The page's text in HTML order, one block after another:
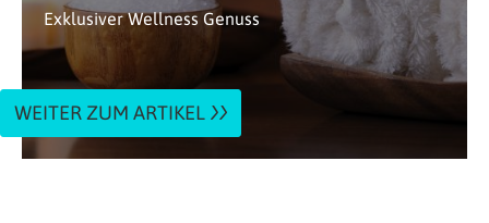
Exklusiver Wellness Genuss
WEITER ZUM ARTIKEL